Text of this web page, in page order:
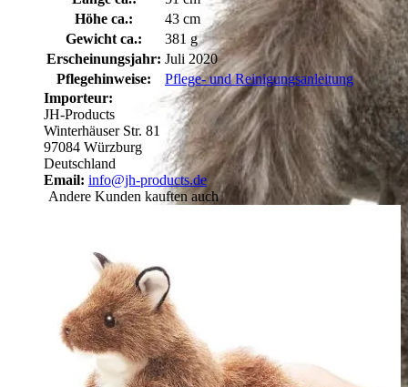
Höhe ca.:
43 cm
Gewicht ca.:
381 g
Erscheinungsjahr: Juli 2020
Pflegehinweise:
Pflege- und Reinigungsanleitung
Importeur:
JH-Products
Winterhäuser Str. 81
97084 Würzburg
Deutschland
Email: info@jh-products.de
Andere Kunden kauften auch